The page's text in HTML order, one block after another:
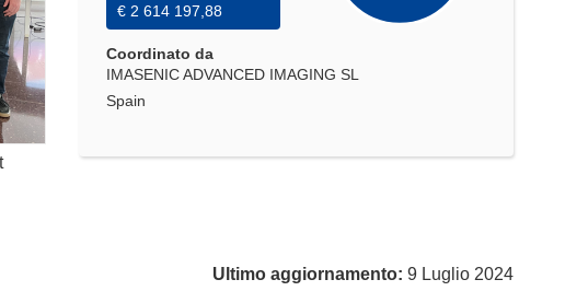
€ 2 614 197,88
Coordinato da
IMASENIC ADVANCED IMAGING SL
Spain
Ultimo aggiornamento: 9 Luglio 2024